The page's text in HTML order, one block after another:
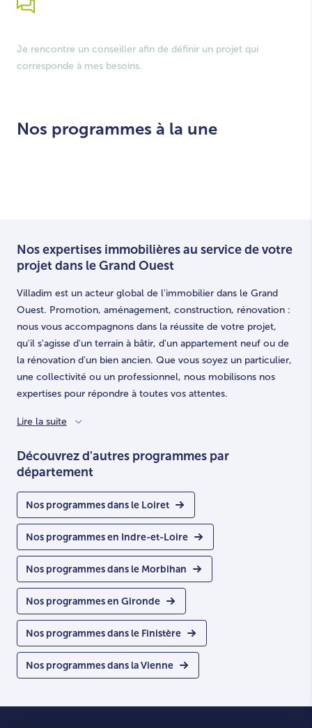
Je rencontre un conseiller afin de définir un projet qui
corresponde à mes besoins.
Nos programmes à la une
Nos expertises immobilières au service de votre
projet dans le Grand Ouest
Villadim est un acteur global de l'immobilier dans le Grand
Ouest. Promotion, aménagement, construction, rénovation :
nous vous accompagnons dans la réussite de votre projet,
qu'il s'agisse d'un terrain à bâtir, d'un appartement neuf ou de
la rénovation d'un bien ancien. Que vous soyez un particulier,
une collectivité ou un professionnel, nous mobilisons nos
expertises pour répondre à toutes vos attentes.
Lire la suite
Découvrez d'autres programmes par
département
Nos programmes dans le Loiret
Nos programmes en Indre-et-Loire
Nos programmes dans le Morbihan
Nos programmes en Gironde
Nos programmes dans le Finistère
Nos programmes dans la Vienne